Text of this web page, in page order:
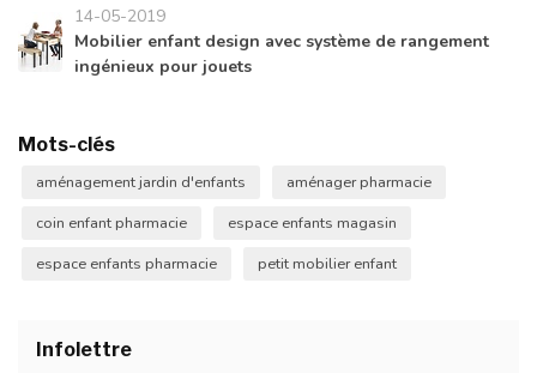
14-05-2019
Mobilier enfant design avec système de rangement
ingénieux pour jouets
Mots-clés
aménagement jardin d'enfants
aménager pharmacie
coin enfant pharmacie
espace enfants magasin
espace enfants pharmacie
petit mobilier enfant
Infolettre